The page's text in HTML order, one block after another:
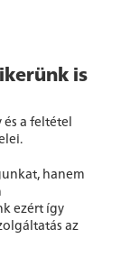
is
a feltétel
hanem
ezért így
az